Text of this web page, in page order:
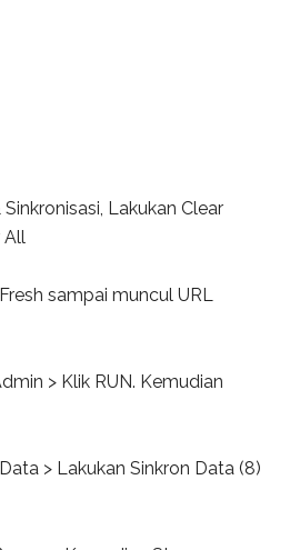
Lakukan Clear
All
sampai muncul URL
> Klik RUN. Kemudian
> Lakukan Sinkron Data (8)